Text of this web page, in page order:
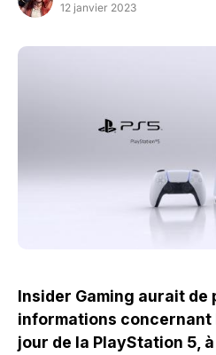
12 janvier 2023
Insider Gaming aurait de
informations concernant
jour de la PlayStation 5,